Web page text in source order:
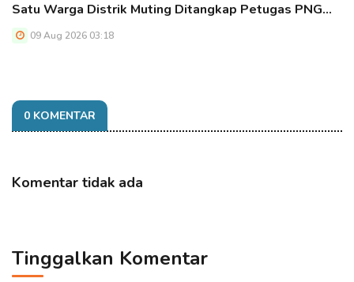
Satu Warga Distrik Muting Ditangkap Petugas PNG…
09 Aug 2026 03:18
0 KOMENTAR
Komentar tidak ada
Tinggalkan Komentar